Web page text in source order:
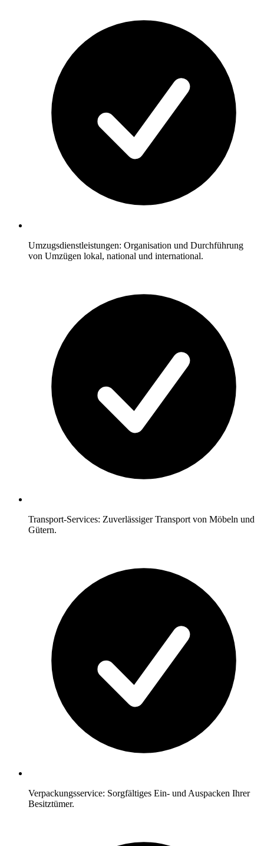
Umzugsdienstleistungen: Organisation und Durchführung
von Umzügen lokal, national und international.
Transport-Services: Zuverlässiger Transport von Möbeln und
Gütern.
Verpackungsservice: Sorgfältiges Ein- und Auspacken Ihrer
Besitztümer.